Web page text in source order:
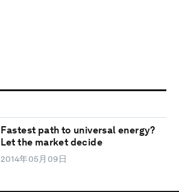
Fastest path to universal energy?
Let the market decide
2014年05月09日